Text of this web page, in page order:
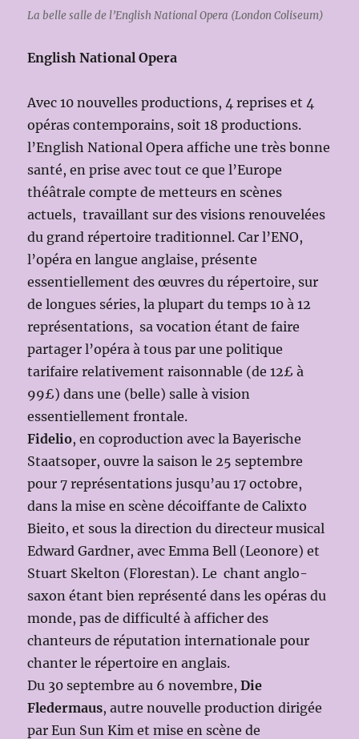
La belle salle de l’English National Opera (London Coliseum)
English National Opera
Avec 10 nouvelles productions, 4 reprises et 4
opéras contemporains, soit 18 productions.
l’English National Opera affiche une très bonne
santé, en prise avec tout ce que l’Europe
théâtrale compte de metteurs en scènes
actuels, travaillant sur des visions renouvelées
du grand répertoire traditionnel. Car l’ENO,
l’opéra en langue anglaise, présente
essentiellement des œuvres du répertoire, sur
de longues séries, la plupart du temps 10 à 12
représentations, sa vocation étant de faire
partager l’opéra à tous par une politique
tarifaire relativement raisonnable (de 12£ à
99£) dans une (belle) salle à vision
essentiellement frontale.
Fidelio, en coproduction avec la Bayerische
Staatsoper, ouvre la saison le 25 septembre
pour 7 représentations jusqu’au 17 octobre,
dans la mise en scène décoiffante de Calixto
Bieito, et sous la direction du directeur musical
Edward Gardner, avec Emma Bell (Leonore) et
Stuart Skelton (Florestan). Le chant anglo-
saxon étant bien représenté dans les opéras du
monde, pas de difficulté à afficher des
chanteurs de réputation internationale pour
chanter le répertoire en anglais.
Du 30 septembre au 6 novembre,Die
Fledermaus, autre nouvelle production dirigée
par Eun Sun Kim et mise en scène de